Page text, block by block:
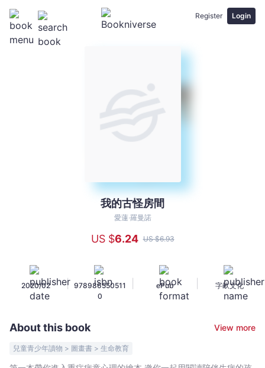
Register Login
羅
曼
我的古怪房間
愛蓮‧羅曼諾
US $6.24 US $6.93
2020/02 | 978986550511
0
ePub 字畝文化
About this book View more
兒童青少年讀物 > 圖畫書 > 生命教育